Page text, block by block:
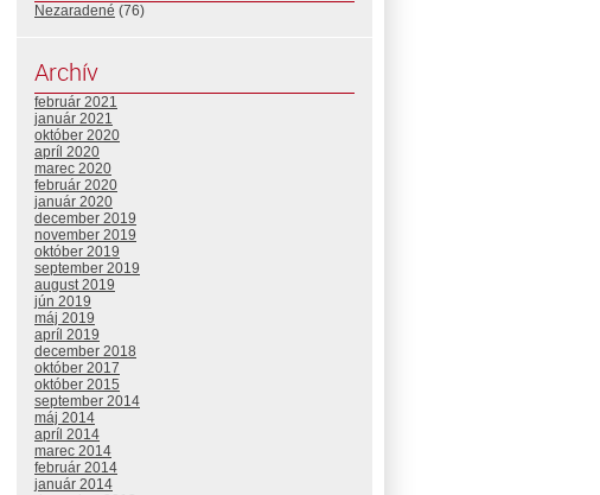
Nezaradené (76)
Archív
február 2021
január 2021
október 2020
apríl 2020
marec 2020
február 2020
január 2020
december 2019
november 2019
október 2019
september 2019
august 2019
jún 2019
máj 2019
apríl 2019
december 2018
október 2017
október 2015
september 2014
máj 2014
apríl 2014
marec 2014
február 2014
január 2014